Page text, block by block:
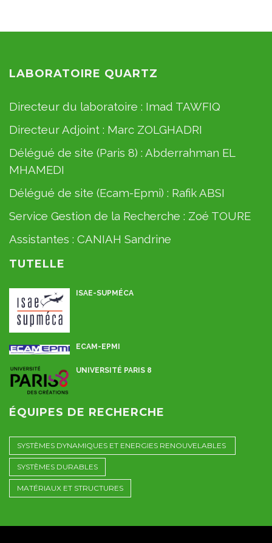
LABORATOIRE QUARTZ
Directeur du laboratoire : Imad TAWFIQ
Directeur Adjoint : Marc ZOLGHADRI
Délégué de site (Paris 8) : Abderrahman EL
MHAMEDI
Délégué de site (Ecam-Epmi) : Rafik ABSI
Service Gestion de la Recherche : Zoé TOURE
Assistantes : CANIAH Sandrine
TUTELLE
ISAE-SUPMÉCA
ECAM-EPMI
UNIVERSITÉ PARIS 8
ÉQUIPES DE RECHERCHE
SYSTÈMES DYNAMIQUES ET ENERGIES RENOUVELABLES
SYSTÈMES DURABLES
MATÉRIAUX ET STRUCTURES